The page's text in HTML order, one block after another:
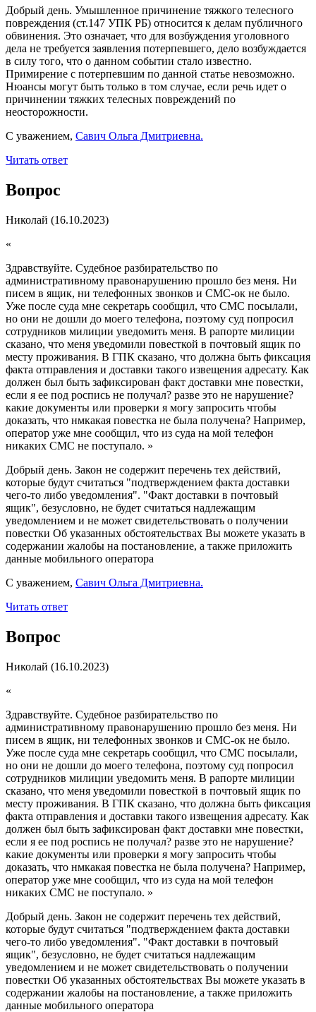
Добрый день. Умышленное причинение тяжкого телесного
повреждения (ст.147 УПК РБ) относится к делам публичного
обвинения. Это означает, что для возбуждения уголовного
дела не требуется заявления потерпевшего, дело возбуждается
в силу того, что о данном событии стало известно.
Примирение с потерпевшим по данной статье невозможно.
Нюансы могут быть только в том случае, если речь идет о
причинении тяжких телесных повреждений по
неосторожности.
С уважением, Савич Ольга Дмитриевна.
Читать ответ
Вопрос
Николай (16.10.2023)
«
Здравствуйте. Судебное разбирательство по
административному правонарушению прошло без меня. Ни
писем в ящик, ни телефонных звонков и СМС-ок не было.
Уже после суда мне секретарь сообщил, что СМС посылали,
но они не дошли до моего телефона, поэтому суд попросил
сотрудников милиции уведомить меня. В рапорте милиции
сказано, что меня уведомили повесткой в почтовый ящик по
месту проживания. В ГПК сказано, что должна быть фиксация
факта отправления и доставки такого извещения адресату. Как
должен был быть зафиксирован факт доставки мне повестки,
если я ее под роспись не получал? разве это не нарушение?
какие документы или проверки я могу запросить чтобы
доказать, что нмкакая повестка не была получена? Например,
оператор уже мне сообщил, что из суда на мой телефон
никаких СМС не поступало. »
Добрый день. Закон не содержит перечень тех действий,
которые будут считаться "подтверждением факта доставки
чего-то либо уведомления". "Факт доставки в почтовый
ящик", безусловно, не будет считаться надлежащим
уведомлением и не может свидетельствовать о получении
повестки Об указанных обстоятельствах Вы можете указать в
содержании жалобы на постановление, а также приложить
данные мобильного оператора
С уважением, Савич Ольга Дмитриевна.
Читать ответ
Вопрос
Николай (16.10.2023)
«
Здравствуйте. Судебное разбирательство по
административному правонарушению прошло без меня. Ни
писем в ящик, ни телефонных звонков и СМС-ок не было.
Уже после суда мне секретарь сообщил, что СМС посылали,
но они не дошли до моего телефона, поэтому суд попросил
сотрудников милиции уведомить меня. В рапорте милиции
сказано, что меня уведомили повесткой в почтовый ящик по
месту проживания. В ГПК сказано, что должна быть фиксация
факта отправления и доставки такого извещения адресату. Как
должен был быть зафиксирован факт доставки мне повестки,
если я ее под роспись не получал? разве это не нарушение?
какие документы или проверки я могу запросить чтобы
доказать, что нмкакая повестка не была получена? Например,
оператор уже мне сообщил, что из суда на мой телефон
никаких СМС не поступало. »
Добрый день. Закон не содержит перечень тех действий,
которые будут считаться "подтверждением факта доставки
чего-то либо уведомления". "Факт доставки в почтовый
ящик", безусловно, не будет считаться надлежащим
уведомлением и не может свидетельствовать о получении
повестки Об указанных обстоятельствах Вы можете указать в
содержании жалобы на постановление, а также приложить
данные мобильного оператора